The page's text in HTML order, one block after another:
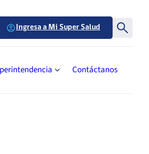
Contáctanos
Ingresa a Mi Super Salud